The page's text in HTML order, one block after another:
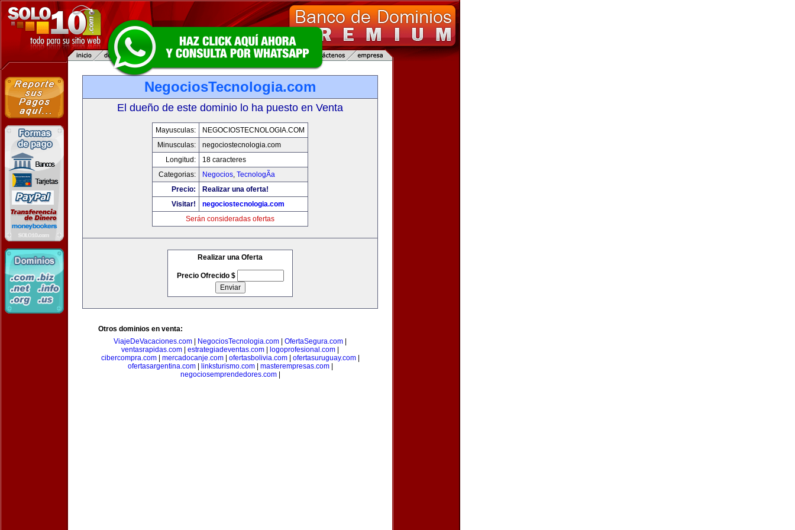
NegociosTecnologia.com
El dueño de este dominio lo ha puesto en Venta
Mayusculas:
NEGOCIOSTECNOLOGIA.COM
Minusculas:
negociostecnologia.com
Longitud:
18 caracteres
Categorias:
Negocios, TecnologÃ­a
Precio:
Realizar una oferta!
Visitar!
negociostecnologia.com
Serán consideradas ofertas
Realizar una Oferta
Precio Ofrecido $
Otros dominios en venta:
ViajeDeVacaciones.com
NegociosTecnologia.com OfertaSegura.com
ventasrapidas.com
estrategiadeventas.com logoprofesional.com
cibercompra.com| mercadocanje.com| ofertasbolivia.com| ofertasuruguay.com|
ofertasargentina.com| linksturismo.com| masterempresas.com|
negociosemprendedores.com|